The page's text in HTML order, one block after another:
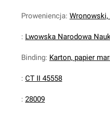
Proweniencja: Wronowski,
: Lwowska Narodowa
Binding: Karton, papier
: CT II 45558
: 28009